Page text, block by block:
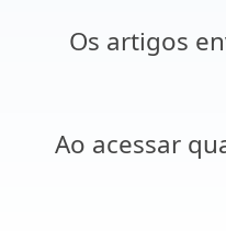
Os artigos
Ao acessar